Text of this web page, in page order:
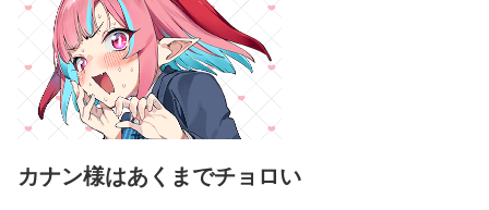
カナン様はあくまでチョロい